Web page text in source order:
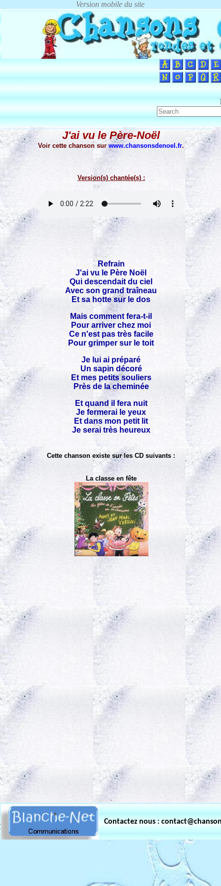
J'ai vu le Père-Noël
Voir cette chanson surwww.chansonsdenoel.fr.
Version(s) chantée(s) :
Refrain
J'ai vu le Père Noël
Qui descendait du ciel
Avec son grand traîneau
Et sa hotte sur le dos
Mais comment fera-t-il
Pour arriver chez moi
Ce n'est pas très facile
Pour grimper sur le toit
Je lui ai préparé
Un sapin décoré
Et mes petits souliers
Près de la cheminée
Et quand il fera nuit
Je fermerai le yeux
Et dans mon petit lit
Je serai très heureux
Cette chanson existe sur les CD suivants :
La classe en fête
.
Contactez nous :